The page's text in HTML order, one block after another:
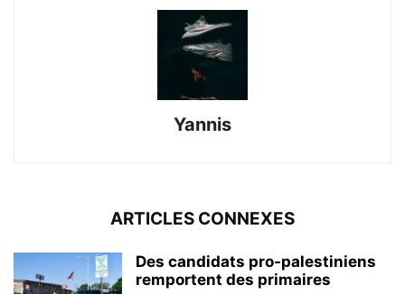
Yannis
ARTICLES CONNEXES
Des candidats pro-palestiniens
remportent des primaires